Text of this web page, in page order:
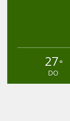
27°
DO